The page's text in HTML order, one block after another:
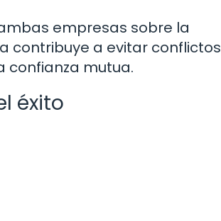
empresas sobre la
contribuye a evitar conflictos
confianza mutua.
éxito